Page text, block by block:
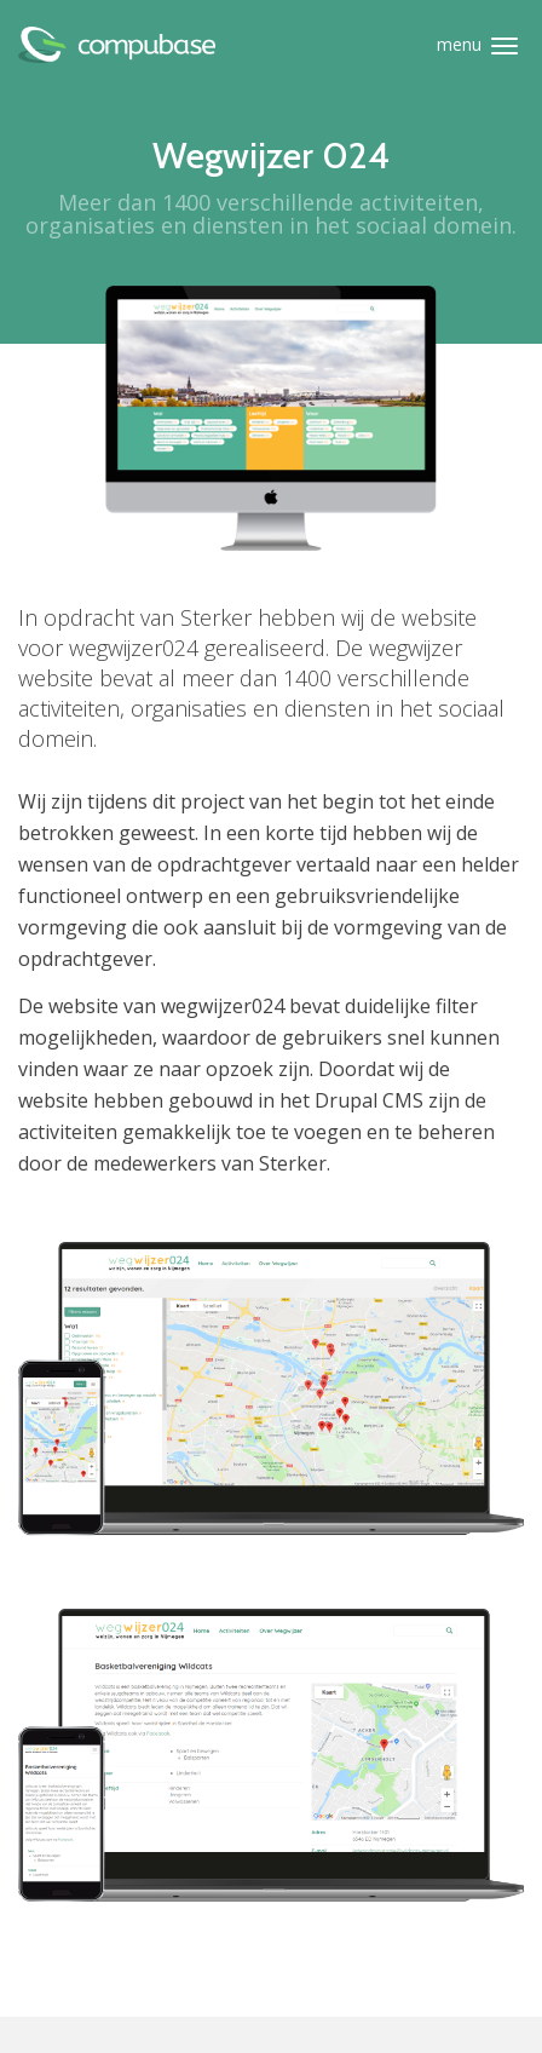
Overslaan
inhoud
gaan
Toggle
menu
Wegwijzer 024
Meer dan 1400 verschillende activiteiten,
organisaties en diensten in het sociaal domein.
In opdracht van Sterker hebben wij de website
voor wegwijzer024 gerealiseerd. De wegwijzer
website bevat al meer dan 1400 verschillende
activiteiten, organisaties en diensten in het sociaal
domein.
Wij zijn tijdens dit project van het begin tot het einde
betrokken geweest. In een korte tijd hebben wij de
wensen van de opdrachtgever vertaald naar een helder
functioneel ontwerp en een gebruiksvriendelijke
vormgeving die ook aansluit bij de vormgeving van de
opdrachtgever.
De website van wegwijzer024 bevat duidelijke filter
mogelijkheden, waardoor de gebruikers snel kunnen
vinden waar ze naar opzoek zijn. Doordat wij de
website hebben gebouwd in het Drupal CMS zijn de
activiteiten gemakkelijk toe te voegen en te beheren
door de medewerkers van Sterker.